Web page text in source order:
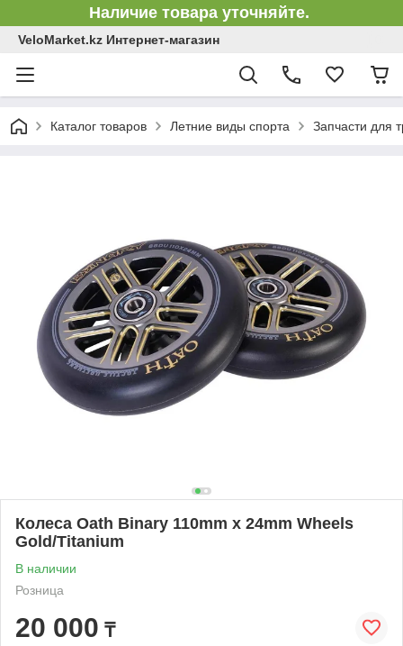
Наличие товара уточняйте.
VeloMarket.kz Интернет-магазин
Каталог товаров Летние виды спорта Запчасти для
Колеса Oath Binary 110mm x 24mm Wheels
Gold/Titanium
В наличии
Розница
20 000 ₸